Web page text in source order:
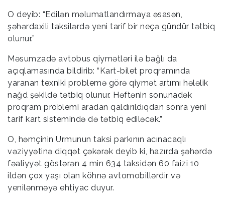
O deyib: “Edilən məlumatlandırmaya əsasən,
şəhərdaxili taksilərdə yeni tarif bir neçə gündür tətbiq
olunur.”
Məsumzadə avtobus qiymətləri ilə bağlı da
açıqlamasında bildirib: “Kart-bilet proqramında
yaranan texniki problemə görə qiymət artımı hələlik
nağd şəkildə tətbiq olunur. Həftənin sonunadək
proqram problemi aradan qaldırıldıqdan sonra yeni
tarif kart sistemində də tətbiq ediləcək.”
O, həmçinin Urmunun taksi parkının acınacaqlı
vəziyyətinə diqqət çəkərək deyib ki, hazırda şəhərdə
fəaliyyət göstərən 4 min 634 taksidən 60 faizi 10
ildən çox yaşı olan köhnə avtomobillərdir və
yenilənməyə ehtiyac duyur.